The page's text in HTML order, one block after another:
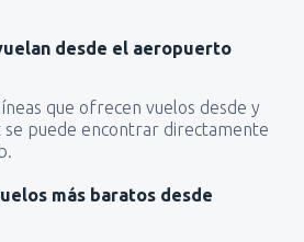
desde el aeropuerto
que ofrecen vuelos desde y
se puede encontrar directamente
más baratos desde